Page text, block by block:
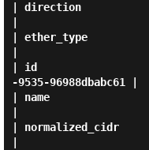
| direction
| ether_type
| id
-9535-96988dbabc61 |
| name
| normalized_cidr